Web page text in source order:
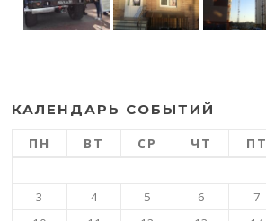
КАЛЕНДАРЬ СОБЫТИЙ
ПН ВТ СР ЧТ ПТ
3
4 5 6 7